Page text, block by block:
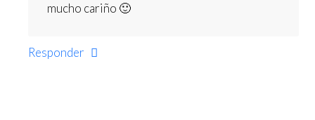
mucho cariño 🙂
Responder